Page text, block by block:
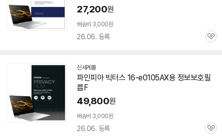
27,200원
배송비 3,000원
26.06. 등록
관
신세계몰
파인피아 빅터스 16-e0105AX용 정보보호필
름F
49,800원
배송비 3,000원
26.06. 등록
관